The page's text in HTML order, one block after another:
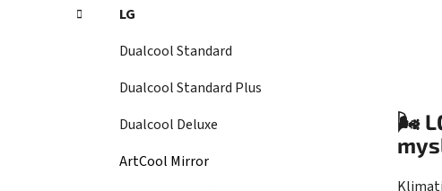
LG
Dualcool Standard
Dualcool Standard Plus
Dualcool Deluxe
ArtCool Mirror
🌬️